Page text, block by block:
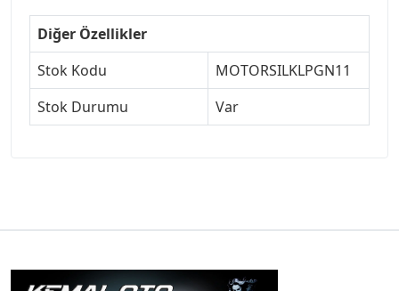
Diğer Özellikler
Stok Kodu
MOTORSILKLPGN11
Stok Durumu
Var